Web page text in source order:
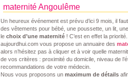
maternité Angoulême
Un heureux événement est prévu d’ici 9 mois, il
des vêtements pour bébé, une poussette, un lit,
le choix d’une maternité ! C’est en effet la
aujourdhui.com vous propose un annuaire des
alors n’hésitez pas à cliquer et à voir quelle
de vos critères : proximité du domicile, niveau de
recommandations de votre médecin.
Nous vous proposons un maximum de détails